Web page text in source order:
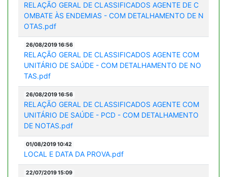
RELAÇÃO GERAL DE CLASSIFICADOS AGENTE DE C
OMBATE ÀS ENDEMIAS - COM DETALHAMENTO DE N
OTAS.pdf
26/08/2019 16:56
RELAÇÃO GERAL DE CLASSIFICADOS AGENTE COM
UNITÁRIO DE SAÚDE - COM DETALHAMENTO DE NO
TAS.pdf
26/08/2019 16:56
RELAÇÃO GERAL DE CLASSIFICADOS AGENTE COM
UNITÁRIO DE SAÚDE - PCD - COM DETALHAMENTO
DE NOTAS.pdf
01/08/2019 10:42
LOCAL E DATA DA PROVA.pdf
22/07/2019 15:09